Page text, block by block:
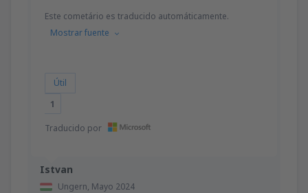
Istvan
Ungern, Mayo 2024
Este cometário es traducido automáticamente.
Mostrar fuente
Útil
1
Traducido por